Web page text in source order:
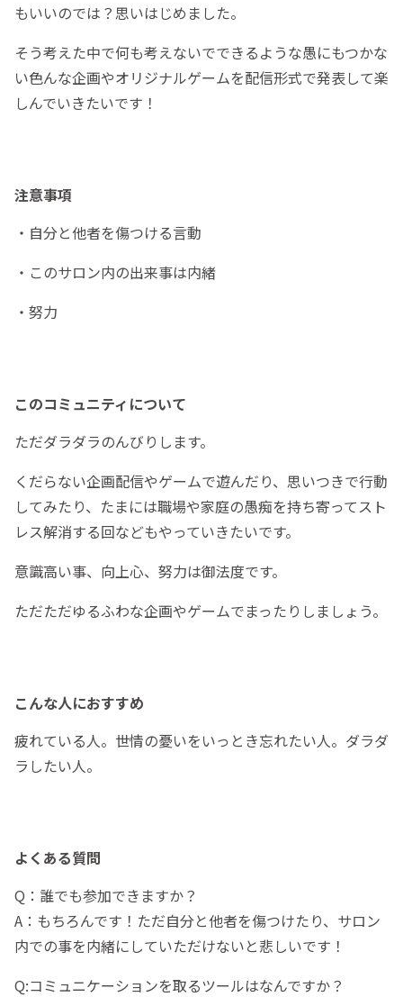
もいいのでは？思いはじめました。
そう考えた中で何も考えないでできるような愚にもつかな
い色んな企画やオリジナルゲームを配信形式で発表して楽
しんでいきたいです！
注意事項
・自分と他者を傷つける言動
・このサロン内の出来事は内緒
・努力
このコミュニティについて
ただダラダラのんびりします。
くだらない企画配信やゲームで遊んだり、思いつきで行動
してみたり、たまには職場や家庭の愚痴を持ち寄ってスト
レス解消する回などもやっていきたいです。
意識高い事、向上心、努力は御法度です。
ただただゆるふわな企画やゲームでまったりしましょう。
こんな人におすすめ
疲れている人。世情の憂いをいっとき忘れたい人。ダラダ
ラしたい人。
よくある質問
Q：誰でも参加できますか？
A：もちろんです！ただ自分と他者を傷つけたり、サロン
内での事を内緒にしていただけないと悲しいです！
Q:コミュニケーションを取るツールはなんですか？